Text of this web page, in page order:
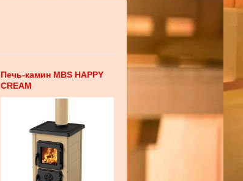
Печь-камин MBS HAPPY
CREAM